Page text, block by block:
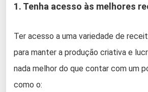
1. Tenha acesso às melhores
Ter acesso a uma variedade de
para manter a produção criativa e
nada melhor do que contar com um
como o: